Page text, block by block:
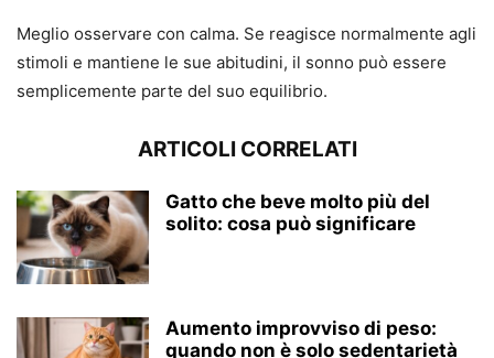
Meglio osservare con calma. Se reagisce normalmente agli
stimoli e mantiene le sue abitudini, il sonno può essere
semplicemente parte del suo equilibrio.
ARTICOLI CORRELATI
Gatto che beve molto più del
solito: cosa può significare
Aumento improvviso di peso:
quando non è solo sedentarietà